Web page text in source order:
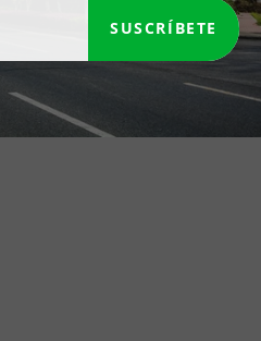
SUSCRÍBETE